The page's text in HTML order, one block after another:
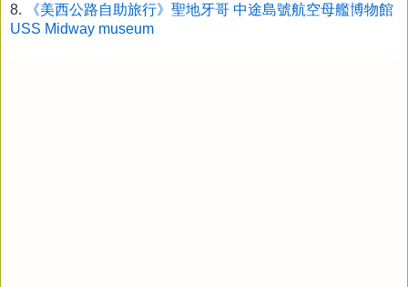
8.
《美西公路自助旅行》聖地牙哥 中途島號航空母艦博物館
USS Midway museum